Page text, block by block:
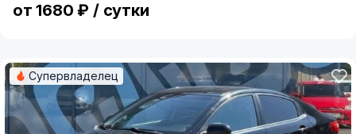
от 1680 ₽ / сутки
Супервладелец